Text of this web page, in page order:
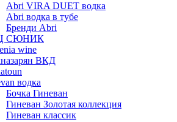
Abri VIRA DUET водка
Abri водка в тубе
Бренди Abri
СЮНИК
wine
ВКД
водка
Бочка Гиневан
Гиневан Золотая коллекция
Гиневан классик